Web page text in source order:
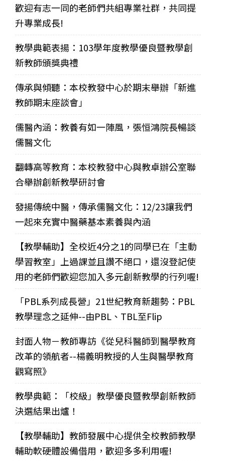
歡迎有志一同的老師們共組專業社群，共同提
升專業成長!
教學典範表揚：103學年度教學優良暨教學創
新教師頒獎典禮
傳承與傾聽：本校教發中心於期末舉辦「新進
教師期末座談會」
儒醫內涵：教養有如一陣風，張恒鴻院長暢談
儒醫文化
翻轉高等教育：本校教發中心與教卓辦公室聯
合舉辦創新教學研討會
發揚傳統中醫，傳承儒醫文化：12/23讓我們
一起來充實中醫藥基本素養與內涵
【教學輔助】全校近4分之1的同學已在「主動
學習教室」上過課並且讚不絕口，還沒登記使
用的老師們歡迎您加入多元創新教學的行列喔!
「PBL系列成長營」21世紀教育新趨勢：PBL
教學理念之延伸--由PBL、TBL至Flip
封面人物－教師專訪《從兒科醫師到醫學教育
改革的領航者--楊義明教授的人生與醫學教育
觀寫照》
教學典範：「校級」教學優良暨教學創新教師
決選結果出爐！
【教學輔助】教師發展中心提供全校教師教學
輔助軟硬體設備借用，歡迎多多利用喔!